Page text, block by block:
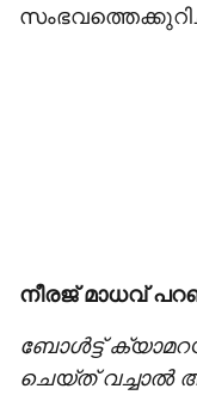
നീരജ് മാധവ്
ബോൾട്ട്
ചെയ്ത് വച്ചാൽ